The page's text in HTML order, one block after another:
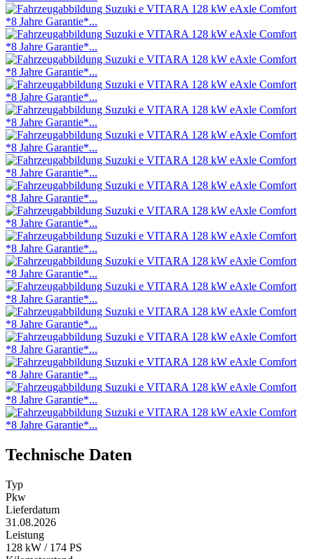
Technische Daten
Typ
Pkw
Lieferdatum
31.08.2026
Leistung
128 kW / 174 PS